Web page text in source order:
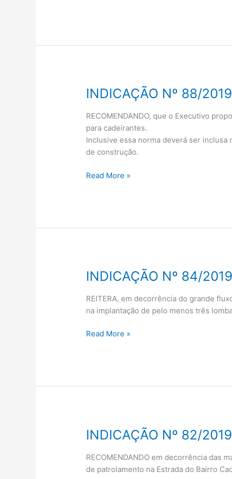
INDICAÇÃO Nº 88/2019
RECOMENDANDO, que o Executivo
para cadeirantes.
Inclusive essa norma deverá ser
de construção.
INDICAÇÃO
88/2019
Read More »
INDICAÇÃO Nº 84/2019
REITERA, em decorrência do grande
na implantação de pelo menos três
INDICAÇÃO
84/2019
Read More »
INDICAÇÃO Nº 82/2019
RECOMENDANDO em decorrência das
de patrolamento na Estrada do Bairro
INDICAÇÃO
82/2019